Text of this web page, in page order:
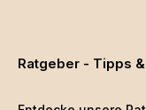
Ratgeber - Tipps